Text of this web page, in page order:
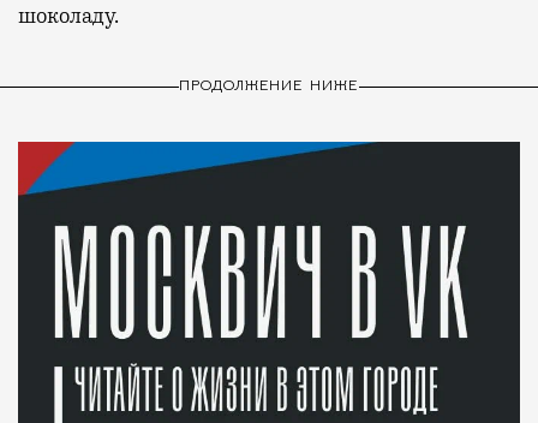
шоколаду.
ПРОДОЛЖЕНИЕ НИЖЕ